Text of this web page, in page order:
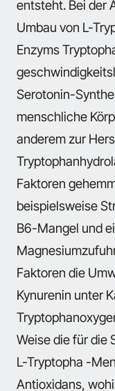
entsteht. Bei der
Umbau von L-
Enzyms
Serotonin-
menschliche
anderem zur
Faktoren
beispielsweise
B6-Mangel und
Faktoren die
Kynurenin unter
Weise die für die
L-Tryptopha -
Antioxidans,